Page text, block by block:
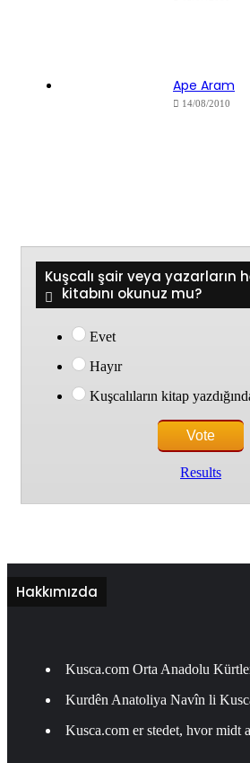
Ape Aram
14/08/2010
Kuşcalı şair veya yazarların
kitabını okunuz mu?
Evet
Hayır
Kuşcalıların kitap
Results
Hakkımızda
Kusca.com Orta Anadolu
Kurdên Anatoliya Navîn li
Kusca.com er stedet, hvor midt